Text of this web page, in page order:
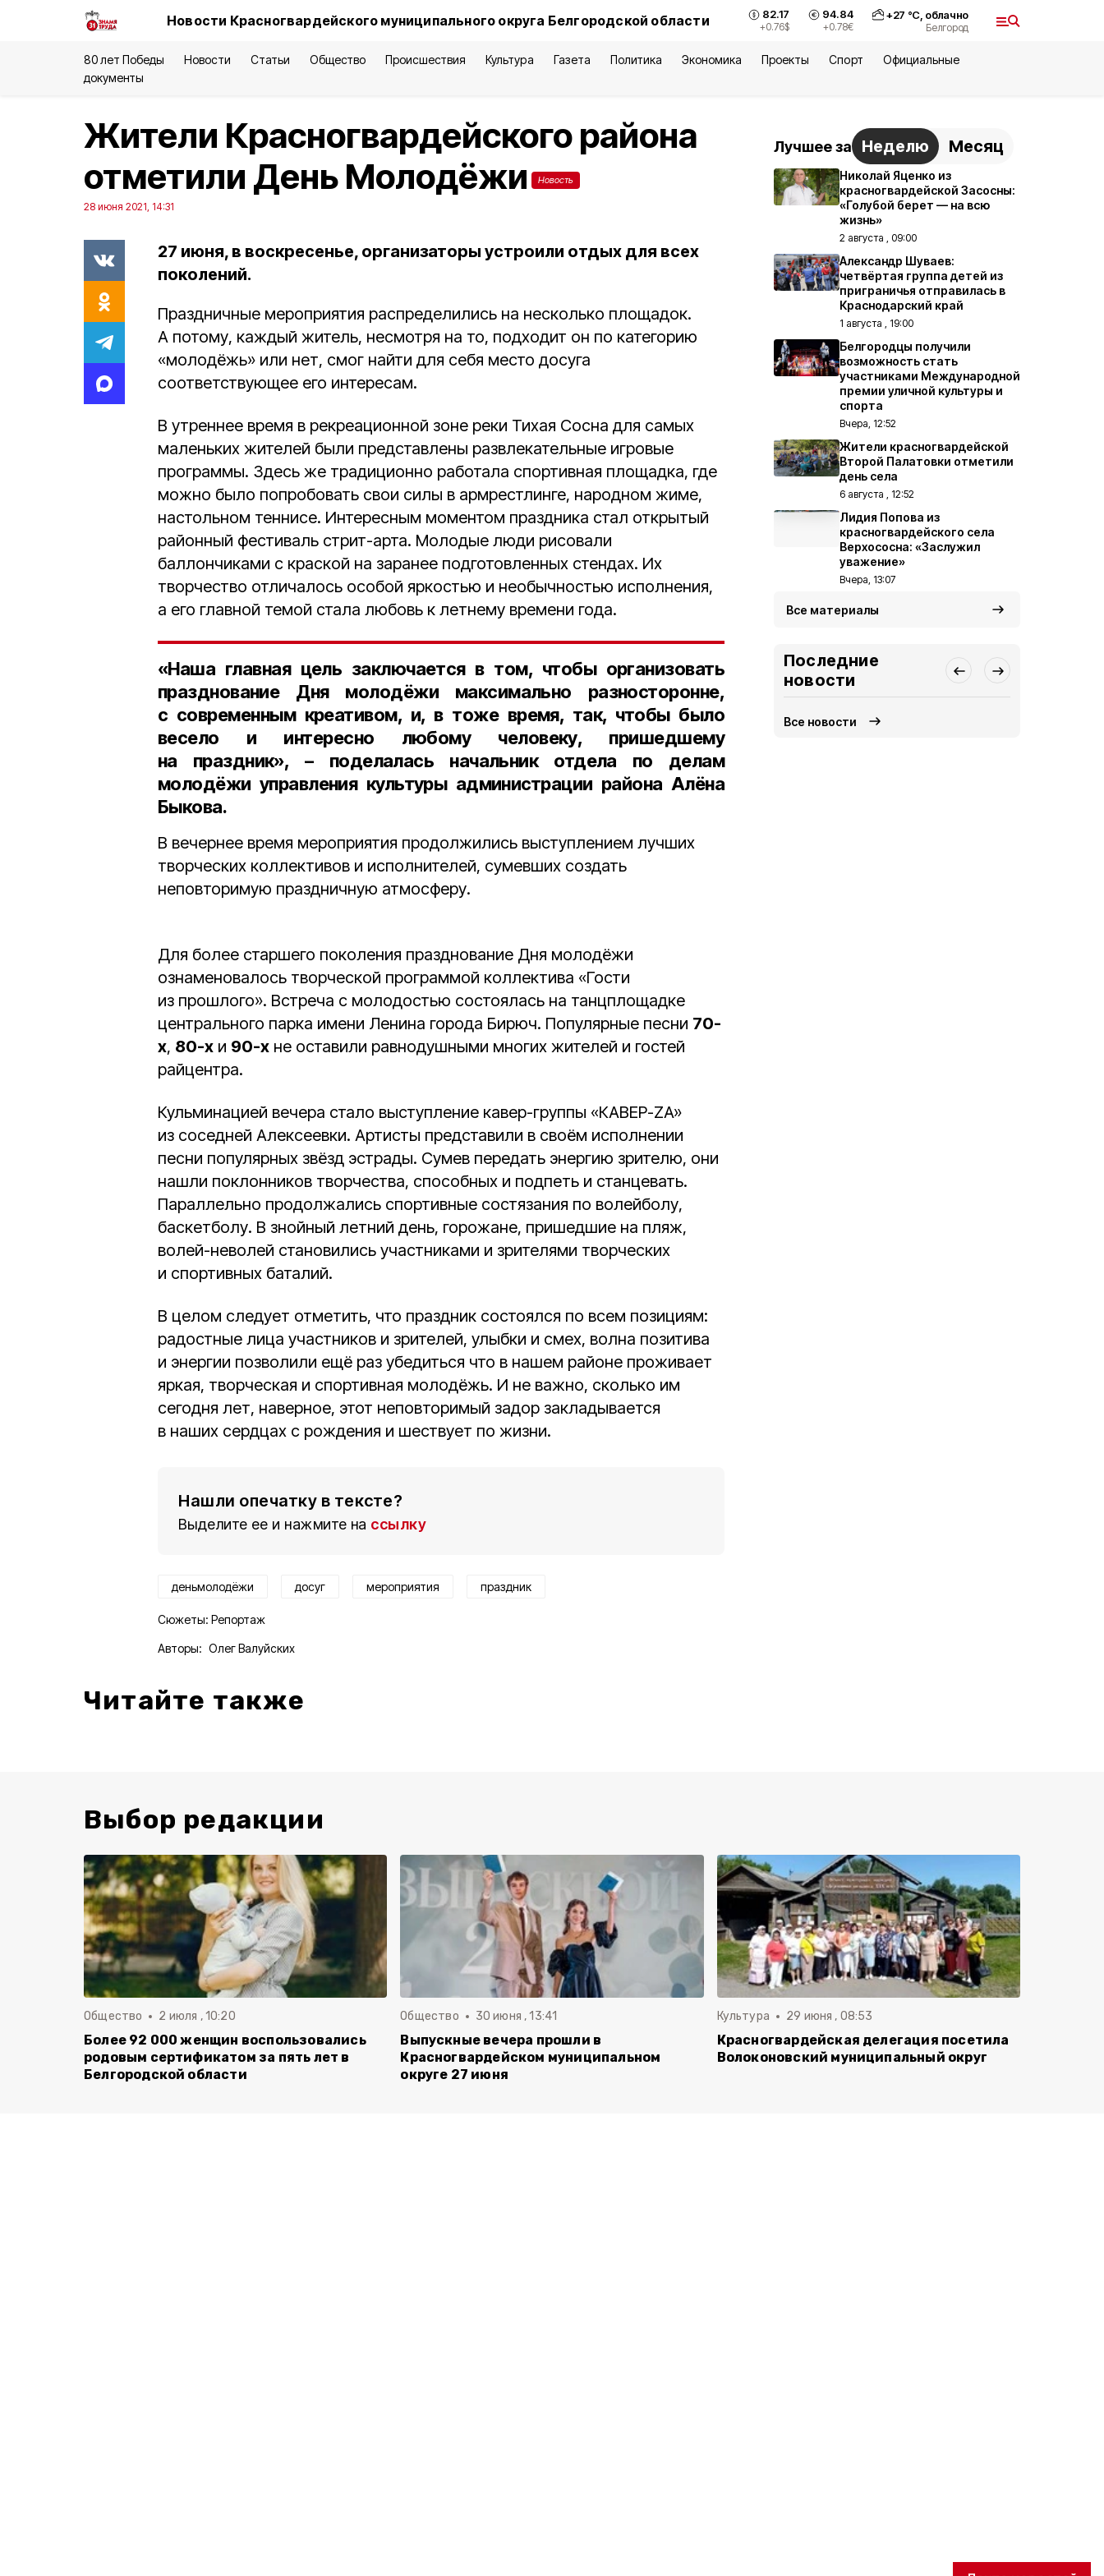
Новости Красногвардейского муниципального округа Белгородской области 82.17
+0.76$
94.84
+0.78€
+27 °С, облачно
Белгород
80 лет Победы Новости Статьи Общество Происшествия Культура Газета Политика Экономика Проекты Спорт
Официальные
документы
Жители Красногвардейского района
отметили День Молодёжи
Новость
28 июня 2021, 14:31
27 июня, в воскресенье, организаторы устроили отдых для всех
поколений.
Праздничные мероприятия распределились на несколько площадок.
А потому, каждый житель, несмотря на то, подходит он по категорию
«молодёжь» или нет, смог найти для себя место досуга
соответствующее его интересам.
В утреннее время в рекреационной зоне реки Тихая Сосна для самых
маленьких жителей были представлены развлекательные игровые
программы. Здесь же традиционно работала спортивная площадка, где
можно было попробовать свои силы в армрестлинге, народном жиме,
настольном теннисе. Интересным моментом праздника стал открытый
районный фестиваль стрит-арта. Молодые люди рисовали
баллончиками с краской на заранее подготовленных стендах. Их
творчество отличалось особой яркостью и необычностью исполнения,
а его главной темой стала любовь к летнему времени года.
«Наша главная цель заключается в том, чтобы организовать
празднование Дня молодёжи максимально разносторонне,
с современным креативом, и, в тоже время, так, чтобы было
весело и интересно любому человеку, пришедшему
на праздник», – поделалась начальник отдела по делам
молодёжи управления культуры администрации района Алёна
Быкова.
В вечернее время мероприятия продолжились выступлением лучших
творческих коллективов и исполнителей, сумевших создать
неповторимую праздничную атмосферу.
Для более старшего поколения празднование Дня молодёжи
ознаменовалось творческой программой коллектива «Гости
из прошлого». Встреча с молодостью состоялась на танцплощадке
центрального парка имени Ленина города Бирюч. Популярные песни 70-
х, 80-х и 90-х не оставили равнодушными многих жителей и гостей
райцентра.
Кульминацией вечера стало выступление кавер-группы «КАВЕР-ZA»
из соседней Алексеевки. Артисты представили в своём исполнении
песни популярных звёзд эстрады. Сумев передать энергию зрителю, они
нашли поклонников творчества, способных и подпеть и станцевать.
Параллельно продолжались спортивные состязания по волейболу,
баскетболу. В знойный летний день, горожане, пришедшие на пляж,
волей-неволей становились участниками и зрителями творческих
и спортивных баталий.
В целом следует отметить, что праздник состоялся по всем позициям:
радостные лица участников и зрителей, улыбки и смех, волна позитива
и энергии позволили ещё раз убедиться что в нашем районе проживает
яркая, творческая и спортивная молодёжь. И не важно, сколько им
сегодня лет, наверное, этот неповторимый задор закладывается
в наших сердцах с рождения и шествует по жизни.
Нашли опечатку в тексте?
Выделите ее и нажмите на ссылку
деньмолодёжи досуг мероприятия праздник
Сюжеты: Репортаж
Авторы: Олег Валуйских
Читайте также
Лучшее за Неделю Месяц
Николай Яценко из
красногвардейской Засосны:
«Голубой берет — на всю
жизнь»
2 августа , 09:00
Александр Шуваев:
четвёртая группа детей из
приграничья отправилась в
Краснодарский край
1 августа , 19:00
Белгородцы получили
возможность стать
участниками Международной
премии уличной культуры и
спорта
Вчера, 12:52
Жители красногвардейской
Второй Палатовки отметили
день села
6 августа , 12:52
Лидия Попова из
красногвардейского села
Верхососна: «Заслужил
уважение»
Вчера, 13:07
Все материалы
Последние
новости
Все новости
Выбор редакции
Общество 2 июля , 10:20
Более 92 000 женщин воспользовались
родовым сертификатом за пять лет в
Белгородской области
Общество 30 июня , 13:41
Выпускные вечера прошли в
Красногвардейском муниципальном
округе 27 июня
Культура 29 июня , 08:53
Красногвардейская делегация посетила
Волоконовский муниципальный округ